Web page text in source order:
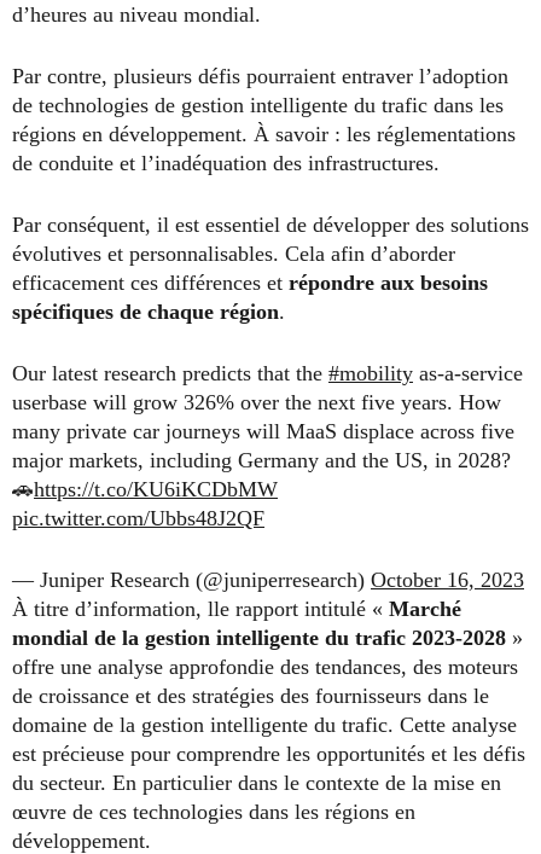
d’heures au niveau mondial.
Par contre, plusieurs défis pourraient entraver l’adoption
de technologies de gestion intelligente du trafic dans les
régions en développement. À savoir : les réglementations
de conduite et l’inadéquation des infrastructures.
Par conséquent, il est essentiel de développer des solutions
évolutives et personnalisables. Cela afin d’aborder
efficacement ces différences et répondre aux besoins
spécifiques de chaque région.
Our latest research predicts that the #mobility as-a-service
userbase will grow 326% over the next five years. How
many private car journeys will MaaS displace across five
major markets, including Germany and the US, in 2028?
🚗https://t.co/KU6iKCDbMW
pic.twitter.com/Ubbs48J2QF
— Juniper Research (@juniperresearch) October 16, 2023
À titre d’information, lle rapport intitulé « Marché
mondial de la gestion intelligente du trafic 2023-2028 »
offre une analyse approfondie des tendances, des moteurs
de croissance et des stratégies des fournisseurs dans le
domaine de la gestion intelligente du trafic. Cette analyse
est précieuse pour comprendre les opportunités et les défis
du secteur. En particulier dans le contexte de la mise en
œuvre de ces technologies dans les régions en
développement.